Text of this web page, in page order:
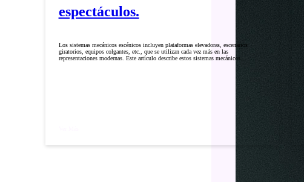
espectáculos.
Los sistemas mecánicos escénicos incluyen plataformas elevadoras, escenarios
giratorios, equipos colgantes, etc., que se utilizan cada vez más en las
representaciones modernas. Este artículo describe estos sistemas mecánicos...